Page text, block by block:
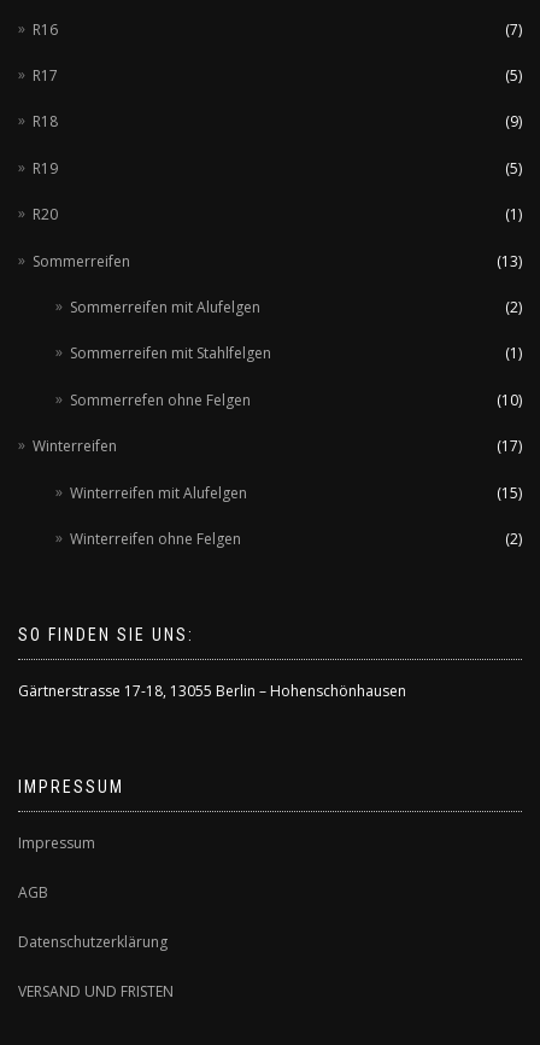
R16 (7)
R17 (5)
R18 (9)
R19 (5)
R20 (1)
Sommerreifen (13)
Sommerreifen mit Alufelgen (2)
Sommerreifen mit Stahlfelgen (1)
Sommerrefen ohne Felgen (10)
Winterreifen (17)
Winterreifen mit Alufelgen (15)
Winterreifen ohne Felgen (2)
SO FINDEN SIE UNS:
Gärtnerstrasse 17-18, 13055 Berlin – Hohenschönhausen
IMPRESSUM
Impressum
AGB
Datenschutzerklärung
VERSAND UND FRISTEN